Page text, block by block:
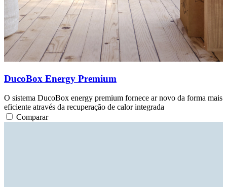
DucoBox Energy Premium
O sistema DucoBox energy premium fornece ar novo da forma mais
eficiente através da recuperação de calor integrada
Comparar